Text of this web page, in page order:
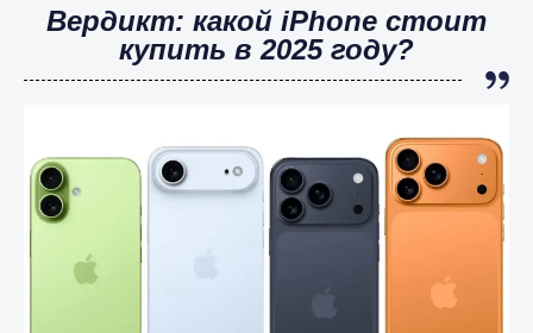
Вердикт: какой iPhone стоит
купить в 2025 году?